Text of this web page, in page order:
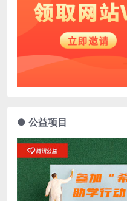
● 公益项目